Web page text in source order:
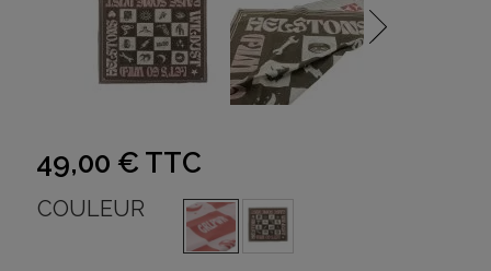
49,00 € TTC
COULEUR